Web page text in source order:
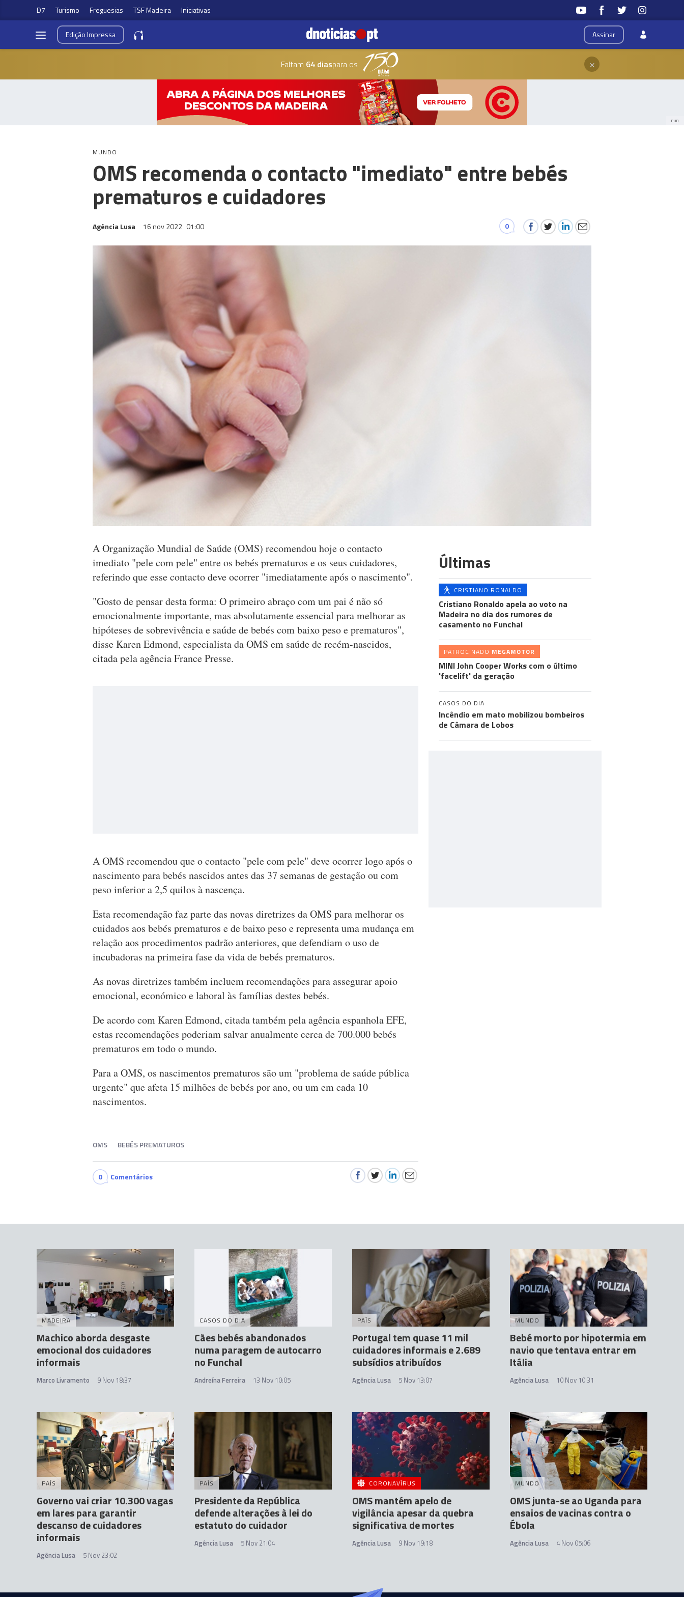
D7 Turismo Freguesias TSF Madeira Iniciativas
Assinar
EdiçãoImpressa
Faltam 64 diaspara os ×
PUB
MUNDO
OMS recomenda o contacto "imediato" entre bebés
prematuros e cuidadores
Agência Lusa 16 nov 2022 01:00 0
A Organização Mundial de Saúde (OMS) recomendou hoje o contacto
imediato "pele com pele" entre os bebés prematuros e os seus cuidadores,
referindo que esse contacto deve ocorrer "imediatamente após o nascimento".
"Gosto de pensar desta forma: O primeiro abraço com um pai é não só
emocionalmente importante, mas absolutamente essencial para melhorar as
hipóteses de sobrevivência e saúde de bebés com baixo peso e prematuros",
disse Karen Edmond, especialista da OMS em saúde de recém-nascidos,
citada pela agência France Presse.
A OMS recomendou que o contacto "pele com pele" deve ocorrer logo após o
nascimento para bebés nascidos antes das 37 semanas de gestação ou com
peso inferior a 2,5 quilos à nascença.
Esta recomendação faz parte das novas diretrizes da OMS para melhorar os
cuidados aos bebés prematuros e de baixo peso e representa uma mudança em
relação aos procedimentos padrão anteriores, que defendiam o uso de
incubadoras na primeira fase da vida de bebés prematuros.
As novas diretrizes também incluem recomendações para assegurar apoio
emocional, económico e laboral às famílias destes bebés.
De acordo com Karen Edmond, citada também pela agência espanhola EFE,
estas recomendações poderiam salvar anualmente cerca de 700.000 bebés
prematuros em todo o mundo.
Para a OMS, os nascimentos prematuros são um "problema de saúde pública
urgente" que afeta 15 milhões de bebés por ano, ou um em cada 10
nascimentos.
OMS BEBÉS PREMATUROS
0 Comentários
Últimas
CRISTIANO RONALDO
Cristiano Ronaldo apela ao voto na
Madeira no dia dos rumores de
casamento no Funchal
PATROCINADO MEGAMOTOR
MINI John Cooper Works com o último
'facelift' da geração
CASOS DO DIA
Incêndio em mato mobilizou bombeiros
de Câmara de Lobos
MADEIRA
Machico aborda desgaste
emocional dos cuidadores
informais
Marco Livramento 9 Nov 18:37
CASOS DO DIA
Cães bebés abandonados
numa paragem de autocarro
no Funchal
Andreína Ferreira 13 Nov 10:05
PAÍS
Portugal tem quase 11 mil
cuidadores informais e 2.689
subsídios atribuídos
Agência Lusa 5 Nov 13:07
MUNDO
Bebé morto por hipotermia em
navio que tentava entrar em
Itália
Agência Lusa 10 Nov 10:31
PAÍS
Governo vai criar 10.300 vagas
em lares para garantir
descanso de cuidadores
informais
Agência Lusa 5 Nov 23:02
PAÍS
Presidente da República
defende alterações à lei do
estatuto do cuidador
Agência Lusa 5 Nov 21:04
CORONAVÍRUS
OMS mantém apelo de
vigilância apesar da quebra
significativa de mortes
Agência Lusa 9 Nov 19:18
MUNDO
OMS junta-se ao Uganda para
ensaios de vacinas contra o
Ébola
Agência Lusa 4 Nov 05:06